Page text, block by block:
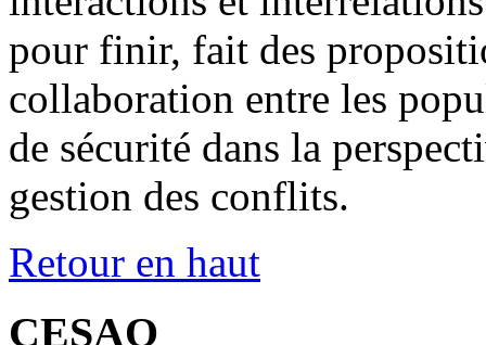
pour finir, fait des
collaboration entre les
de sécurité dans la
gestion des conflits.
Retour en haut
CESAO